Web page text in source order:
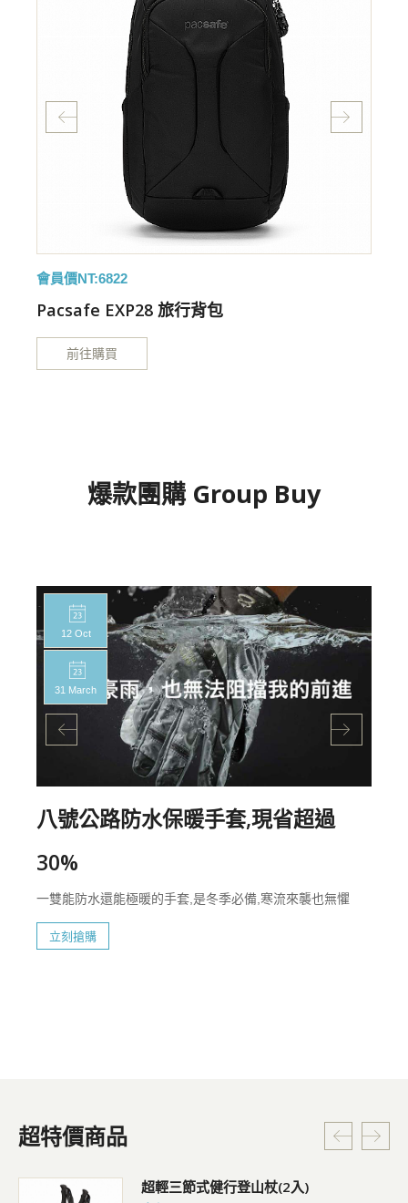
會員價NT:6822
Pacsafe EXP28 旅行背包
前往購買
爆款團購 Group Buy
12 Oct
31 March
八號公路防水保暖手套,現省超過
30%
一雙能防水還能極暖的手套,是冬季必備,寒流來襲也無懼
立刻搶購
超特價商品
超輕三節式健行登山杖(2入)